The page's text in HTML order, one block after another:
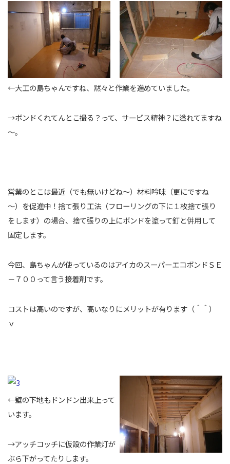
←大工の島ちゃんですね、黙々と作業を進めていました。
→ボンドくれてんとこ撮る？って、サービス精神？に溢れてますね
～
営業のとこは最近（でも無いけどね～）材料吟味（更にですね
～）を促進中！捨て張り工法（フローリングの下に１枚捨て張り
をします）の場合、捨て張りの上にボンドを塗って釘と併用して
固定します。
今回、島ちゃんが使っているのはアイカのスーパーエコボンドＳＥ
－７００って言う接着剤です。
コストは高いのですが、高いなりにメリットが有ります（＾＾）
ｖ
←壁の下地もドンドン出来上って
います。
→アッチコッチに仮設の作業灯が
ぶら下がってたりします。